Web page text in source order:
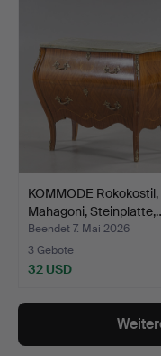
KOMMODE Rokokostil,
Mahagoni,
Beendet 7. Mai 2026
3 Gebote
32 USD